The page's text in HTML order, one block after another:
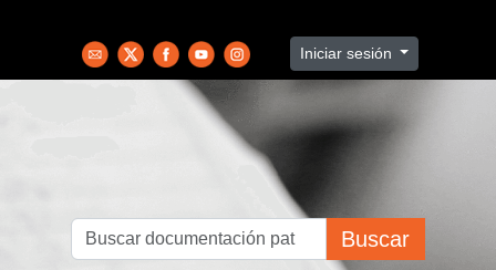
Iniciar sesión
Buscar